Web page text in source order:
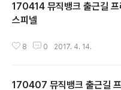
170414 뮤직뱅크 출근길
스피넬
8 0 2017. 4. 14.
170407 뮤직뱅크 출근길